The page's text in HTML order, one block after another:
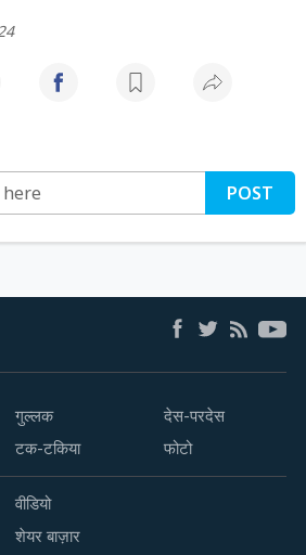
POST
गुल्लक
टक-टकिया
देस-परदेस
फोटो
वीडियो
शेयर बाज़ार